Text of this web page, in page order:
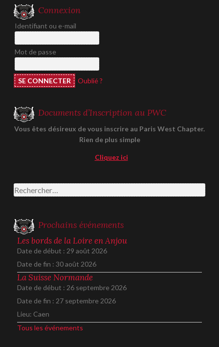
Connexion
Identifiant ou e-mail
Mot de passe
Oublié ?
Documents d’Inscription au PWC
Vous êtes désireux de vous inscrire au Paris West Chapter.
Rien de plus simple
Cliquez ici
Rechercher :
Prochains événements
Les bords de la Loire en Anjou
Date de début : 29 août 2026
Date de fin : 30 août 2026
La Suisse Normande
Date de début : 26 septembre 2026
Date de fin : 27 septembre 2026
Lieu: Caen
Tous les événements